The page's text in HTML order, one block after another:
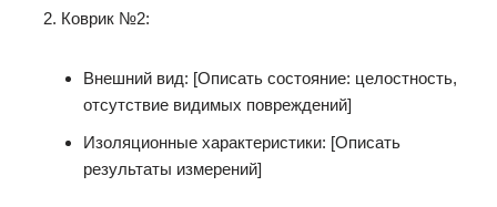
Коврик №2:
Внешний вид: [Описать состояние: целостность,
отсутствие видимых повреждений]
Изоляционные характеристики: [Описать
результаты измерений]